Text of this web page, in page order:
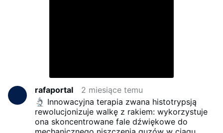
rafaportal
2 miesiące temu
Innowacyjna terapia zwana histotrypsją
rewolucjonizuje walkę z rakiem: wykorzystuje
ona skoncentrowane fale dźwiękowe do